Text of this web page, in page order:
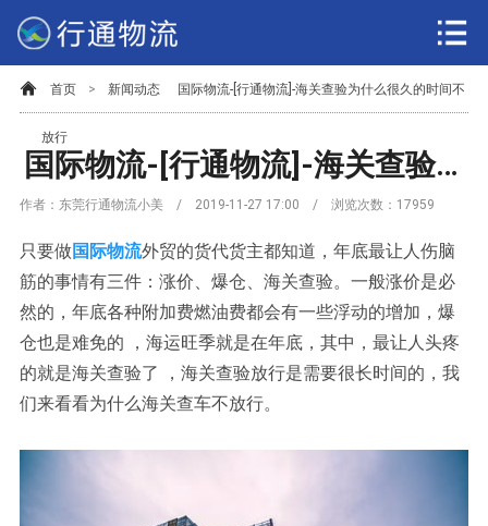
首页 > 新闻动态 国际物流-[行通物流]-海关查验为什么很久的时间不
放行
国际物流-[行通物流]-海关查验为什么很久的时间不放行
作者：东莞行通物流小美 / 2019-11-27 17:00 / 浏览次数： 17959
只要做国际物流外贸的货代货主都知道，年底最让人伤脑
筋的事情有三件：涨价、爆仓、海关查验。一般涨价是必
然的，年底各种附加费燃油费都会有一些浮动的增加，爆
仓也是难免的 ，海运旺季就是在年底，其中，最让人头疼
的就是海关查验了 ，海关查验放行是需要很长时间的，我
们来看看为什么海关查车不放行。